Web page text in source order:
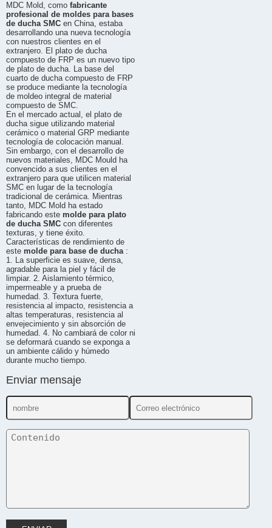
MDC Mold, como fabricante
profesional de moldes para bases
de ducha SMC en China, estaba
desarrollando una nueva tecnología
con nuestros clientes en el
extranjero. El plato de ducha
compuesto de FRP es un nuevo tipo
de plato de ducha. La base del
cuarto de ducha compuesto de FRP
se produce mediante la tecnología
de moldeo integral de material
compuesto de SMC.
En el mercado actual, el plato de
ducha sigue utilizando material
cerámico o material GRP mediante
tecnología de colocación manual.
Sin embargo, con el desarrollo de
nuevos materiales, MDC Mould ha
convencido a sus clientes en el
extranjero para que utilicen material
SMC en lugar de la tecnología
tradicional de cerámica. Mientras
tanto, MDC Mold ha estado
fabricando este molde para plato
de ducha SMC con diferentes
texturas, y tiene éxito.
Características de rendimiento de
este molde para base de ducha :
1. La superficie es suave, densa,
agradable para la piel y fácil de
limpiar. 2. Aislamiento térmico,
impermeable y a prueba de
humedad. 3. Textura fuerte,
resistencia al impacto, resistencia a
altas temperaturas, resistencia al
envejecimiento y sin absorción de
humedad. 4. No cambiará de color ni
se deformará cuando se exponga a
un ambiente cálido y húmedo
durante mucho tiempo.
Enviar mensaje